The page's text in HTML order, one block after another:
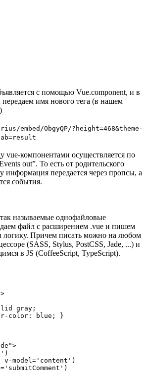
с помощью Vue.component, и в
имя нового тега (в нашем
embed/ObgyQP/?height=468&theme-
компонентами осуществляется по
out”. То есть от родительского
информация передается через пропсы, а
события.
называемые однофайловые
файл с расширением .vue и пишем
логику. Причем писать можно на любом
(SASS, Stylus, PostCSS, Jade, ...) и
в JS (CoffeeScript, TypeScript).
gray;
color: blue; }
model='content')